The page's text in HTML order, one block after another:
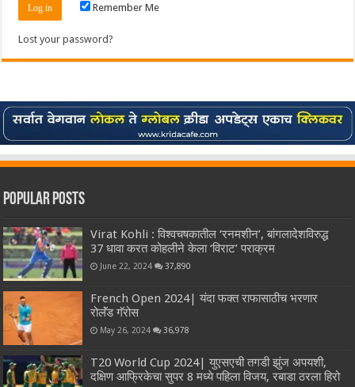
Remember Me
Lost your password?
Popular Posts
Virat Kohli : विश्वचषकातील ‘रनमशीन’, बांगलादेशविरुद्ध
37 धावा करत कोहलीने केला ‘विराट’ पराक्रम
June 22, 2024 37,890
French Open 2024| यंदा फक्त राफासाठीच भरणार
रोलॅंड गॅरोस
May 26, 2024 36,978
T20 World Cup 2024| युएसएची तगडी झुंज अपयशी,
दक्षिण आफ्रिकेचा सुपर 8 मध्ये पहिला विजय, रबाडा ठरला हिरो